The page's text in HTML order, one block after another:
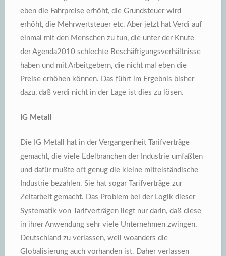
eben die Fahrpreise erhöht, die Grundsteuer wird
erhöht, die Mehrwertsteuer etc. Aber jetzt hat Verdi auf
einmal mit den Menschen zu tun, die unter der Knute
der Agenda2010 schlechte Beschäftigungsverhältnisse
haben und mit Arbeitgebern, die nicht mal eben die
Preise erhöhen können. Das führt im Ergebnis bisher
dazu, daß verdi nicht in der Lage ist dies zu lösen.
IG Metall
Die IG Metall hat in der Vergangenheit Tarifverträge
gemacht, die viele Edelbranchen der Industrie umfaßten
und dafür mußte oft genug die kleine mittelständische
Industrie bezahlen. Sie hat sogar Tarifverträge zur
Zeitarbeit gemacht. Das Problem bei der Logik dieser
Systematik von Tarifverträgen liegt nur darin, daß diese
in ihrer Anwendung sehr viele Unternehmen zwingen,
Deutschland zu verlassen, weil woanders die
Globalisierung auch vorhanden ist. Daher verlassen